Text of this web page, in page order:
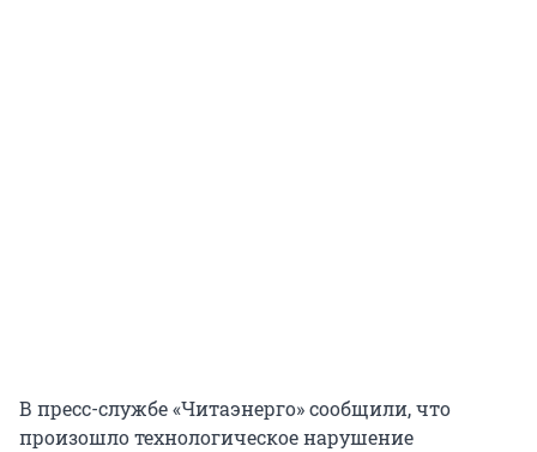
В пресс-службе «Читаэнерго» сообщили, что
произошло технологическое нарушение